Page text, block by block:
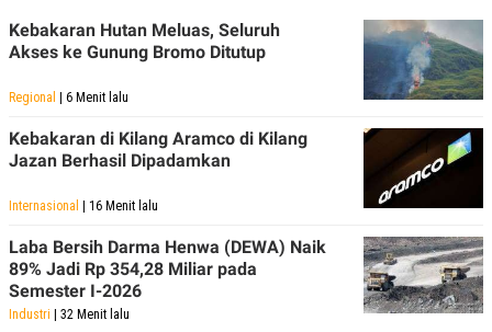
Kebakaran Hutan Meluas, Seluruh
Akses ke Gunung Bromo Ditutup
Regional | 6 Menit lalu
Kebakaran di Kilang Aramco di Kilang
Jazan Berhasil Dipadamkan
Internasional | 16 Menit lalu
Laba Bersih Darma Henwa (DEWA) Naik
89% Jadi Rp 354,28 Miliar pada
Semester I-2026
Industri | 32 Menit lalu